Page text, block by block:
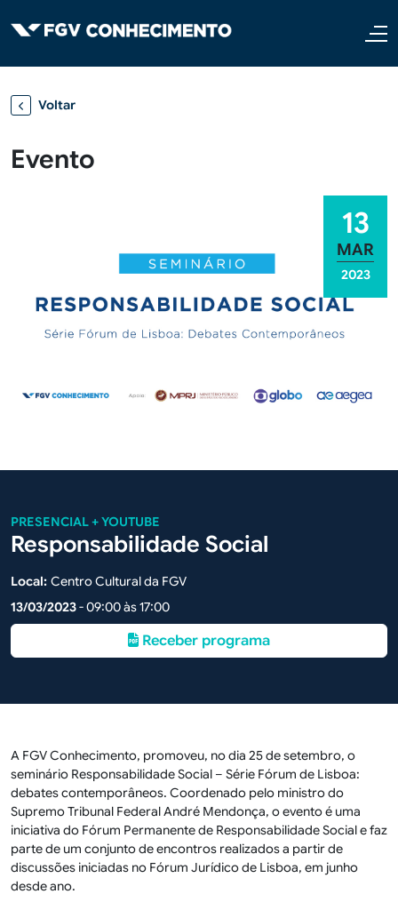
Voltar
Evento
13
MAR
2023
PRESENCIAL + YOUTUBE
Responsabilidade Social
Local: Centro Cultural da FGV
13/03/2023- 09:00 às 17:00
Receber programa
A FGV Conhecimento, promoveu, no dia 25 de setembro, o
seminário Responsabilidade Social – Série Fórum de Lisboa:
debates contemporâneos. Coordenado pelo ministro do
Supremo Tribunal Federal André Mendonça, o evento é uma
iniciativa do Fórum Permanente de Responsabilidade Social e faz
parte de um conjunto de encontros realizados a partir de
discussões iniciadas no Fórum Jurídico de Lisboa, em junho
desde ano.